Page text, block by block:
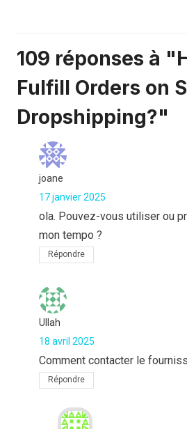
109 réponses à
Fulfill Orders on
Dropshipping?"
joane
17 janvier 2025
ola. Pouvez-vous utiliser ou
mon tempo ?
Répondre
Ullah
18 avril 2025
Comment contacter le
Répondre